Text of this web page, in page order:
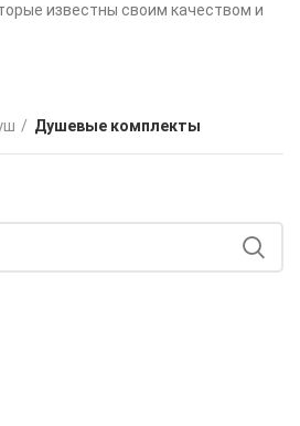
известны своим качеством и
Душевые комплекты